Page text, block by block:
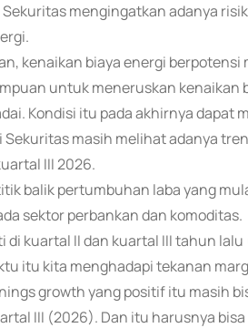
mengingatkan adanya
kenaikan biaya energi
untuk meneruskan
Kondisi itu pada akhirnya dapat
Sekuritas masih melihat adanya
III 2026.
balik pertumbuhan laba yang
sektor perbankan dan komoditas.
di kuartal II dan kuartal III tahun
itu kita menghadapi tekanan
growth yang positif itu masih
III (2026). Dan itu harusnya